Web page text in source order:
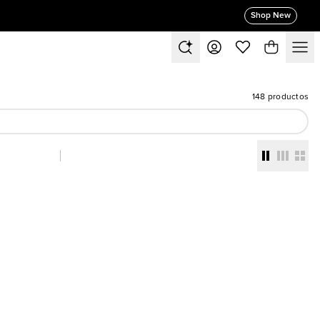
Shop New
148 productos